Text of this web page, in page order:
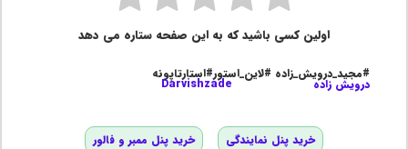
اولین کسی باشید که به این صفحه ستاره می دهد
#مجید_درویش_زاده #لاین_استور#استارتاپونه
درویش زاده Darvishzade
خرید پنل نمایندگی خرید پنل ممبر و فالور